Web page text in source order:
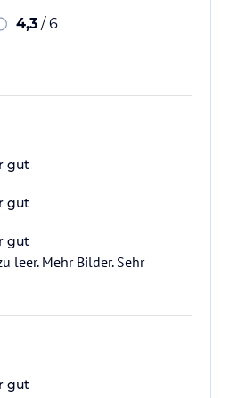
4,3 / 6
gut
gut
gut
leer. Mehr Bilder. Sehr
gut